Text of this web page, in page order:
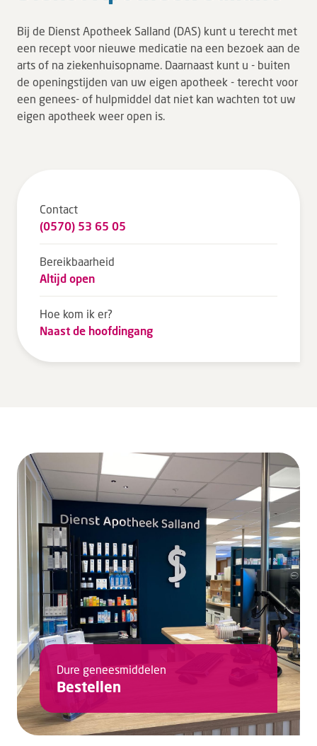
Uw ervaring telt
Uw gegevens
Wachttijden
Leren
Verwijzers
MijnDZ
Bij de Dienst Apotheek Salland (DAS) kunt u terecht met
een recept voor nieuwe medicatie na een bezoek aan de
arts of na ziekenhuisopname. Daarnaast kunt u - buiten
de openingstijden van uw eigen apotheek - terecht voor
een genees- of hulpmiddel dat niet kan wachten tot uw
eigen apotheek weer open is.
Contact
(0570) 53 65 05
Bereikbaarheid
Altijd open
Hoe kom ik er?
Naast de hoofdingang
Dure geneesmiddelen
Bestellen